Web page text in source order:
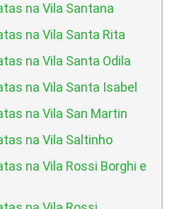
na Vila Santana
na Vila Santa Rita
na Vila Santa Odila
na Vila Santa Isabel
na Vila San Martin
na Vila Saltinho
na Vila Rossi Borghi e